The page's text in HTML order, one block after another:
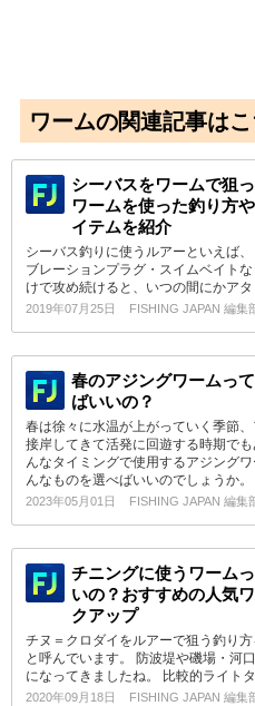
ワームの関連記事は
シーバスをワームで狙
ワームを使った釣り方
イテムを紹介
シーバス釣りに使うルアーといえば
ブレーションプラグ・スイムベイト
けで攻め続けると、いつの間にかア
2019年07月25日 FISHING JAPAN 編集
春のアジングワームっ
ばいいの？
春は徐々に水温が上がっていく季節
接岸してきて活発に回遊する時期で
んなタイミングで使用するアジング
んなものを選べばいいのでしょうか。
2023年05月01日 FISHING JAPAN 編集
チニングに使うワーム
いの？おすすめの人気
クアップ
チヌ＝クロダイをルアーで狙う釣り
と呼んでいます。 防波堤や磯場・河
になってきましたね。 比較的ライト
2020年09月18日 FISHING JAPAN 編集